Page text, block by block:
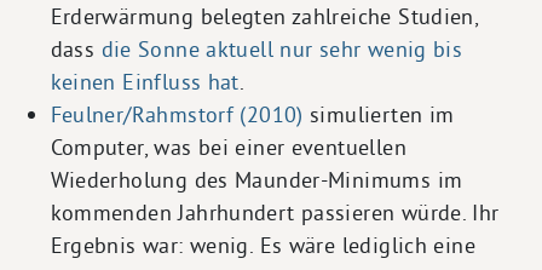
Erderwärmung belegten zahlreiche Studien,
dass die Sonne aktuell nur sehr wenig bis
keinen Einfluss hat.
Feulner/Rahmstorf (2010) simulierten im
Computer, was bei einer eventuellen
Wiederholung des Maunder-Minimums im
kommenden Jahrhundert passieren würde. Ihr
Ergebnis war: wenig. Es wäre lediglich eine